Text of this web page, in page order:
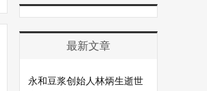
最新文章
永和豆浆创始人林炳生逝世